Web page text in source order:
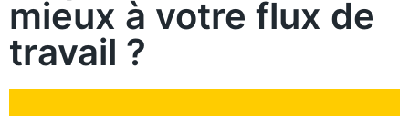
mieux à votre flux de
travail ?